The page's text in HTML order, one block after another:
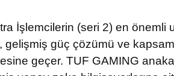
(seri 2) en önemli
gelişmiş güç çözümü ve
geçer. TUF GAMING